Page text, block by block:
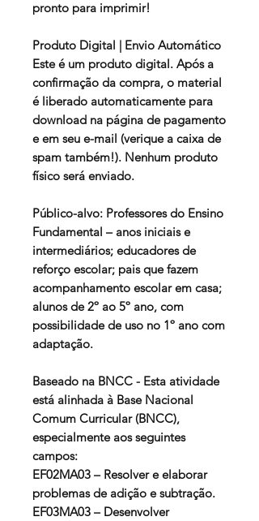
pronto para imprimir!
Produto Digital | Envio Automático
Este é um produto digital. Após a
confirmação da compra, o material
é liberado automaticamente para
download na página de pagamento
e em seu e-mail (verique a caixa de
spam também!). Nenhum produto
físico será enviado.
Público-alvo: Professores do Ensino
Fundamental – anos iniciais e
intermediários; educadores de
reforço escolar; pais que fazem
acompanhamento escolar em casa;
alunos de 2º ao 5º ano, com
possibilidade de uso no 1º ano com
adaptação.
Baseado na BNCC - Esta atividade
está alinhada à Base Nacional
Comum Curricular (BNCC),
especialmente aos seguintes
campos:
EF02MA03 – Resolver e elaborar
problemas de adição e subtração.
EF03MA03 – Desenvolver